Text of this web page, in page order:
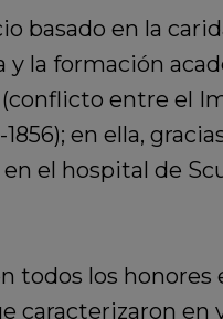
basado en la
la formación
entre el
en ella,
el hospital de
todos los honores
caracterizaron en